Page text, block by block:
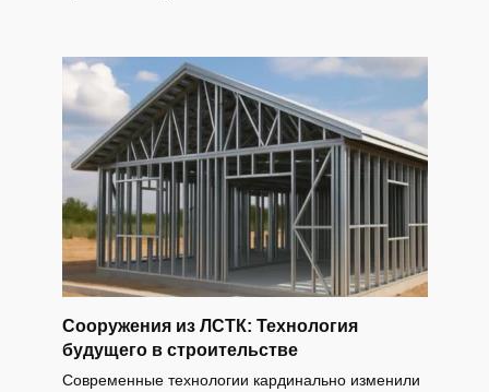
Сооружения из ЛСТК: Технология
будущего в строительстве
Современные технологии кардинально изменили